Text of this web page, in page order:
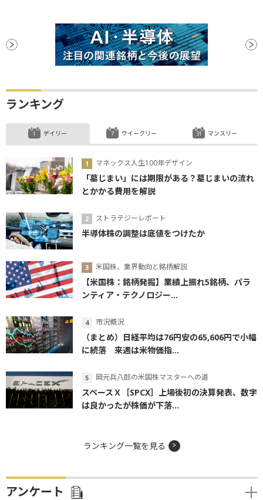
ランキング
デイリー
マネックス人生100年デザイン
「墓じまい」には期限がある？墓じまいの流れ
とかかる費用を解説
ストラテジーレポート
半導体株の調整は底値をつけたか
米国株、業界動向と銘柄解説
【米国株：銘柄発掘】業績上振れ5銘柄、パラ
ンティア・テクノロジー...
市況概況
（まとめ）日経平均は76円安の65,606円で小幅
に続落 来週は米物価指...
岡元兵八郎の米国株マスターへの道
スペースＸ［SPCX］上場後初の決算発表、数字
は良かったが株価が下落...
ウイークリー マンスリー
ランキング一覧を見る
アンケート